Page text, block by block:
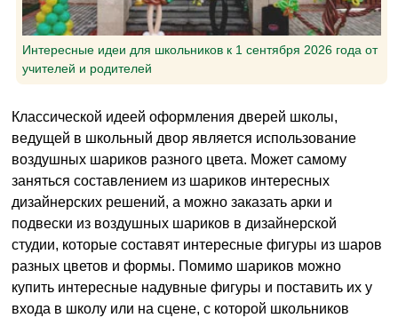
Интересные идеи для школьников к 1 сентября 2026 года от
учителей и родителей
Классической идеей оформления дверей школы,
ведущей в школьный двор является использование
воздушных шариков разного цвета. Может самому
заняться составлением из шариков интересных
дизайнерских решений, а можно заказать арки и
подвески из воздушных шариков в дизайнерской
студии, которые составят интересные фигуры из шаров
разных цветов и формы. Помимо шариков можно
купить интересные надувные фигуры и поставить их у
входа в школу или на сцене, с которой школьников